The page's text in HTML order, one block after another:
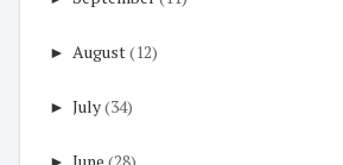
► August(12)
► July(34)